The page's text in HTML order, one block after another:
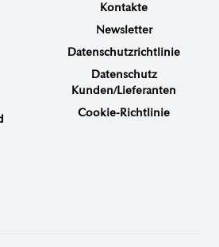
Kontakte
Newsletter
Datenschutzrichtlinie
Datenschutz
Kunden/Lieferanten
Cookie-Richtlinie